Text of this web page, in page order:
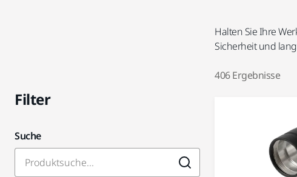
Halten Sie Ihre
Sicherheit und
406 Ergebnisse
Filter
Suche